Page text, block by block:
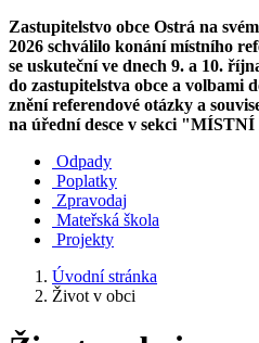
Zastupitelstvo obce Ostrá na
2026 schválilo konání místního
se uskuteční ve dnech 9. a 10.
do zastupitelstva obce a volbami
znění referendové otázky a
na úřední desce v sekci
Odpady
Poplatky
Zpravodaj
Mateřská škola
Projekty
Úvodní stránka
Život v obci